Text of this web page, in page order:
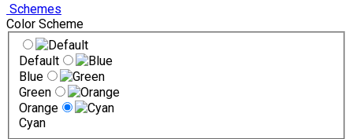
Schemes
Color Scheme
Default
Blue
Green
Orange
Cyan